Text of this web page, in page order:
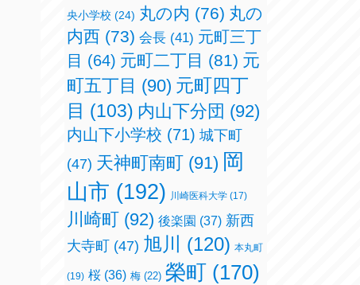
央小学校 (24) 丸の内 (76) 丸の
内西(73) 会長(41) 元町三丁
目 (64) 元町二丁目 (81) 元
町五丁目 (90) 元町四丁
目 (103) 内山下分団 (92)
内山下小学校 (71) 城下町
(47) 天神町南町 (91) 岡
山市 (192) 川崎医科大学(17)
川崎町 (92) 後楽園 (37) 新西
大寺町
(47) 旭川 (120) 本丸町
(19) 桜(36) 梅(22) 榮町 (170)